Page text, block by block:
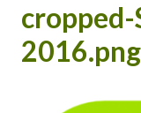
2016.png